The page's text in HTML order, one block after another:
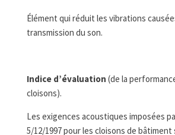
Élément qui réduit les vibrations
transmission du son.
Indice d’évaluation (de la
cloisons).
Les exigences acoustiques imposées
5/12/1997 pour les cloisons de